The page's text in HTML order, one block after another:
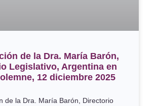
de la Dra. María Barón,
Legislativo, Argentina en
12 diciembre 2025
de la Dra. María Barón, Directorio